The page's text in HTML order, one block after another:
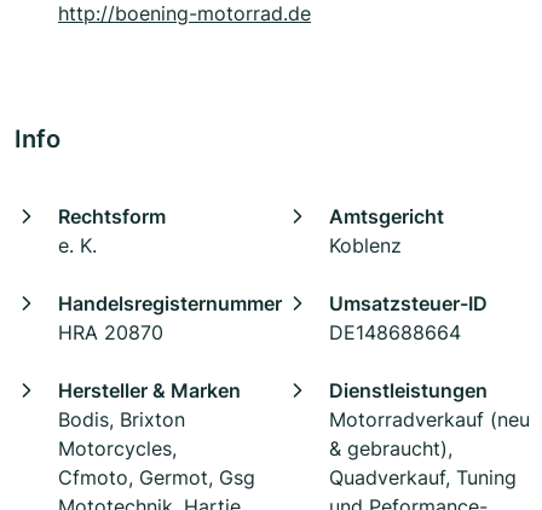
http://boening-motorrad.de
Info
Rechtsform
e. K.
Amtsgericht
Koblenz
Handelsregisternummer
HRA 20870
Umsatzsteuer-ID
DE148688664
Hersteller & Marken
Bodis, Brixton
Motorcycles,
Cfmoto, Germot, Gsg
Dienstleistungen
Motorradverkauf (neu
& gebraucht),
Quadverkauf, Tuning